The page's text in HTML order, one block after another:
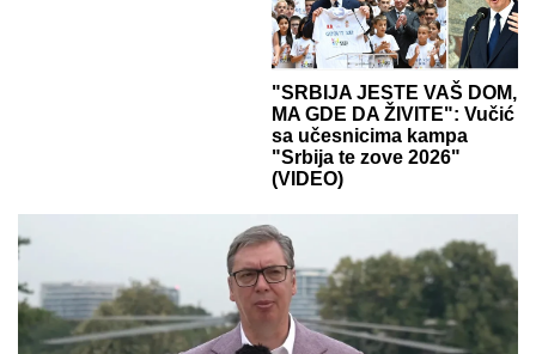
"SRBIJA JESTE VAŠ DOM,
MA GDE DA ŽIVITE": Vučić
sa učesnicima kampa
"Srbija te zove 2026"
(VIDEO)